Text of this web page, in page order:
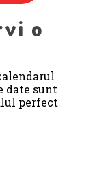
o
date sunt
perfect